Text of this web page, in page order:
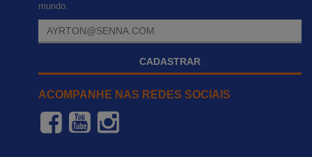
mundo.
CADASTRAR
ACOMPANHE NAS REDES SOCIAIS